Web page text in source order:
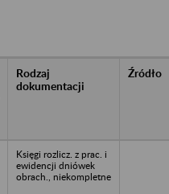
Rodzaj
dokumentacji
Źródło
Księgi rozlicz. z prac. i
ewidencji dniówek
obrach., niekompletne